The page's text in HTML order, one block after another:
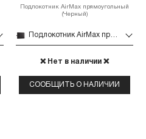
Подлокотник AirMax прямоугольный
(Черный)
Подлокотник AirMax прямоугольный (Черный)
❌ Нет в наличии ❌
СООБЩИТЬ О НАЛИЧИИ